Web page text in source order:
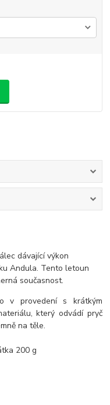
dávající výkon
Andula. Tento letoun
současnost.
v provedení s krátkým
který odvádí pryč
na těle.
200 g